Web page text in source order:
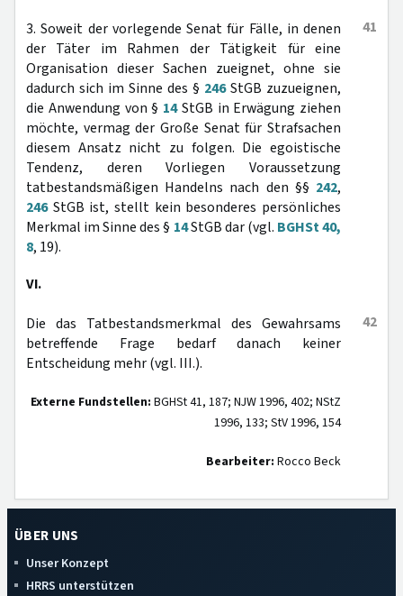
41
3. Soweit der vorlegende Senat für Fälle, in denen
der Täter im Rahmen der Tätigkeit für eine
Organisation dieser Sachen zueignet, ohne sie
dadurch sich im Sinne des § 246StGB zuzueignen,
die Anwendung von § 14StGB in Erwägung ziehen
möchte, vermag der Große Senat für Strafsachen
diesem Ansatz nicht zu folgen. Die egoistische
Tendenz, deren Vorliegen Voraussetzung
tatbestandsmäßigen Handelns nach den §§ 242,
246StGB ist, stellt kein besonderes persönliches
Merkmal im Sinne des § 14StGB dar (vgl. BGHSt 40,
8, 19).
VI.
42
Die das Tatbestandsmerkmal des Gewahrsams
betreffende Frage bedarf danach keiner
Entscheidung mehr (vgl. III.).
Externe Fundstellen: BGHSt 41, 187; NJW 1996, 402; NStZ
1996, 133; StV 1996, 154
Bearbeiter: Rocco Beck
ÜBER UNS
Unser Konzept
HRRS unterstützen